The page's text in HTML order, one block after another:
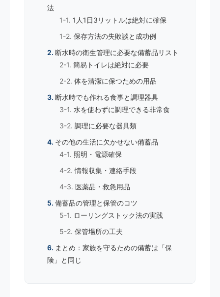
法
1人1日3リットルは絶対に確保
保存方法の失敗談と成功例
断水時の衛生管理に必要な備蓄品リスト
簡易トイレは絶対に必要
体を清潔に保つための用品
断水時でも作れる食事と調理器具
水を使わずに調理できる非常食
調理に必要な器具類
その他の生活に欠かせない備蓄品
照明・電源確保
情報収集・連絡手段
医薬品・救急用品
備蓄品の管理と保管のコツ
ローリングストック法の実践
保管場所の工夫
まとめ：家族を守るための備蓄は「保
険」と同じ